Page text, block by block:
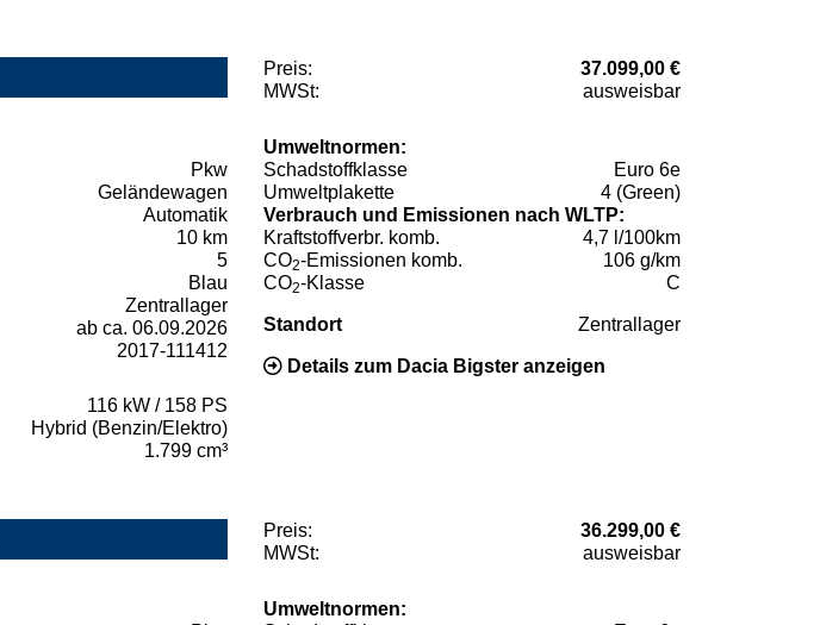
Preis:
37.099,00 €
MWSt:
ausweisbar
Pkw
Geländewagen
Automatik
10 km
5
Blau
Zentrallager
ab ca. 06.09.2026
2017-111412
116 kW / 158 PS
Hybrid (Benzin/Elektro)
1.799 cm³
Umweltnormen:
Schadstoffklasse
Euro 6e
Umweltplakette
4 (Green)
Verbrauch und Emissionen nach WLTP:
Kraftstoffverbr. komb.
4,7 l/100km
CO2-Emissionen komb.
106 g/km
CO2-Klasse C
Standort Zentrallager
Details zum Dacia Bigster anzeigen
Preis:
36.299,00 €
MWSt:
ausweisbar
Umweltnormen: